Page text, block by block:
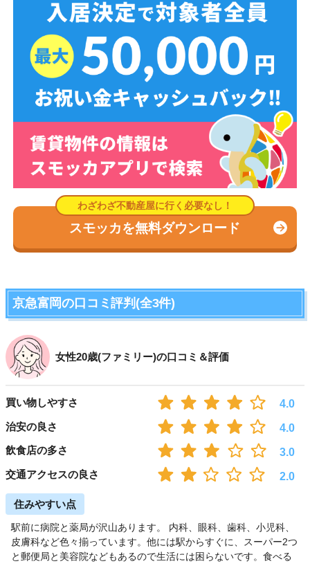
スモッカを無料ダウンロード
京急富岡の口コミ評判(全3件)
女性20歳(ファミリー)の口コミ＆評価
買い物しやすさ
4.0
治安の良さ
4.0
飲食店の多さ
3.0
交通アクセスの良さ
2.0
住みやすい点
駅前に病院と薬局が沢山あります。 内科、眼科、歯科、小児科、
皮膚科など色々揃っています。他には駅からすぐに、スーパー2つ
と郵便局と美容院などもあるので生活には困らないです。食べる